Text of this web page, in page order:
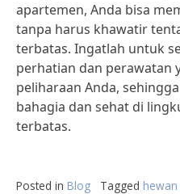
apartemen, Anda bisa
tanpa harus khawatir
terbatas. Ingatlah untuk
perhatian dan perawatan
peliharaan Anda,
bahagia dan sehat di
terbatas.
Posted in Blog Tagged